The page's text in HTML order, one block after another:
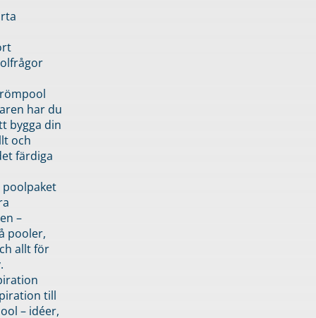
har du
bygga din
och
färdiga
–
pooler,
allt för
till
– idéer,